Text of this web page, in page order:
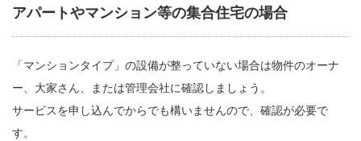
アパートやマンション等の集合住宅の場合
「マンションタイプ」の設備が整っていない場合は物件のオーナ
ー、大家さん、または管理会社に確認しましょう。
サービスを申し込んでからでも構いませんので、確認が必要で
す。